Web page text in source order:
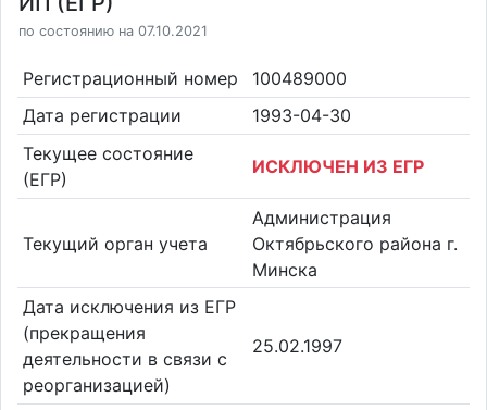
по состоянию на 07.10.2021
Регистрационный номер
100489000
Дата регистрации
1993-04-30
Текущее состояние
(ЕГР)
ИСКЛЮЧЕН ИЗ ЕГР
Текущий орган учета
Администрация
Октябрьского района г.
Минска
Дата исключения из ЕГР
(прекращения
деятельности в связи с
реорганизацией)
25.02.1997